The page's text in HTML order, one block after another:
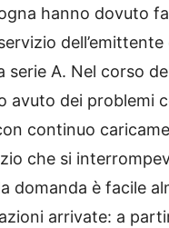
hanno dovuto
serie A. Nel corso
avuto dei problemi
continuo
che si
domanda è facile
arrivate: a